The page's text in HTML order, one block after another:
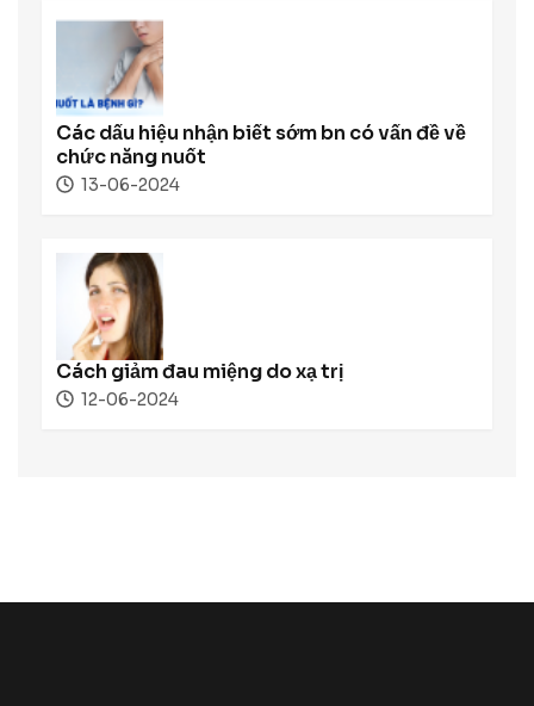
Các dấu hiệu nhận biết sớm bn có vấn đề về
chức năng nuốt
13-06-2024
Cách giảm đau miệng do xạ trị
12-06-2024